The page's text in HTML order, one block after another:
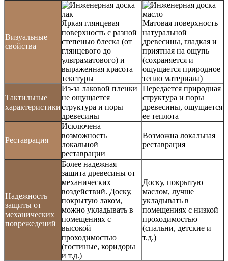
Визуальные
свойства
Яркая глянцевая
поверхность с разной
степенью блеска (от
глянцевого до
ультраматового) и
выраженная красота
текстуры
Матовая поверхность
натуральной
древесины, гладкая и
приятная на ощупь
(сохраняется и
ощущается природное
тепло материала)
Тактильные
характеристики
Из-за лаковой пленки
не ощущается
структура и поры
древесины
Передается природная
структура и поры
древесины, ощущается
ее теплота
Реставрация
Исключена
возможность
локальной
реставрации
Возможна локальная
реставрация
Надежность
защиты от
механических
поврежедений
Более надежная
защита древесины от
механических
воздействий. Доску,
покрытую лаком,
можно укладывать в
помещениях с
высокой
проходимостью
(гостиные, коридоры
и т.д.)
Доску, покрытую
маслом, лучше
укладывать в
помещениях с низкой
проходимостью
(спальни, детские и
т.д.)